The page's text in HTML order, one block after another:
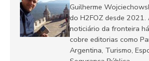
Guilherme
do H2FOZ desde 2021.
noticiário da fronteira
cobre editorias como
Argentina, Turismo,